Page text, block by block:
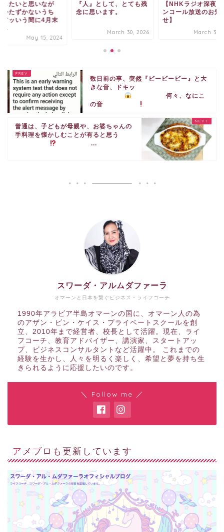
したいと思いなが
かたずかないうち
アッいう間に4月末
...
May 15, 2024
『人』として、とても残
念に思います。
March 30, 2026
【NHKラジオ深夜
ンコール放送のお知
せ】
March 30,
数日前の事、突然『ビービービー』と大
きな音、ドキッ
何々、なにこ
の音
普通は、子どもが母親や、お婆ちゃんの
手料理を懐かしむことが有ると思う
...
オマーンと日本を繋ぐビジネス・ライフコーチ
スワーダ・アルムダファーラ
1990年アラビア半島オマーンの国に、オマーン人の為
のアザン・ビン・ケイス・プライベートスクールを創
立、2010年まで経営者、校長として活躍。現在、ライ
フコーチ、教育アドバイザー、講演家、スタートアッ
プ、ビジネスコンサルタントなど活躍中。 これまでの
経験を生かし、人々を明るく楽しく、希望と夢を持ち生
きられるように応援したいのです。
＼ Follow me ／
アメブロも更新しています